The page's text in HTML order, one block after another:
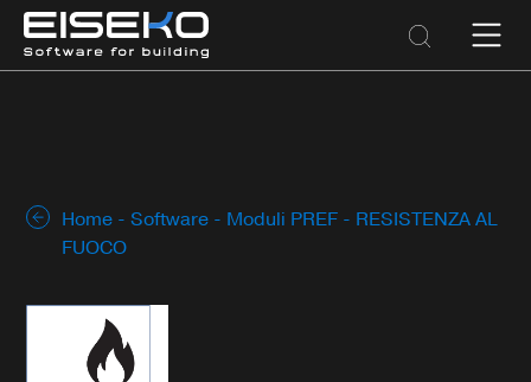
Home -Software - Moduli PREF - RESISTENZA AL
FUOCO